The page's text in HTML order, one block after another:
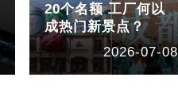
20个名额 工厂何以
成热门新景点？
2026-07-08